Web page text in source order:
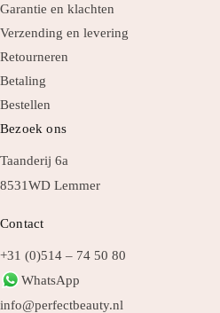
Garantie en klachten
Verzending en levering
Retourneren
Betaling
Bestellen
Bezoek ons
Taanderij 6a
8531WD Lemmer
Contact
+31 (0)514 – 74 50 80
WhatsApp
info@perfectbeauty.nl